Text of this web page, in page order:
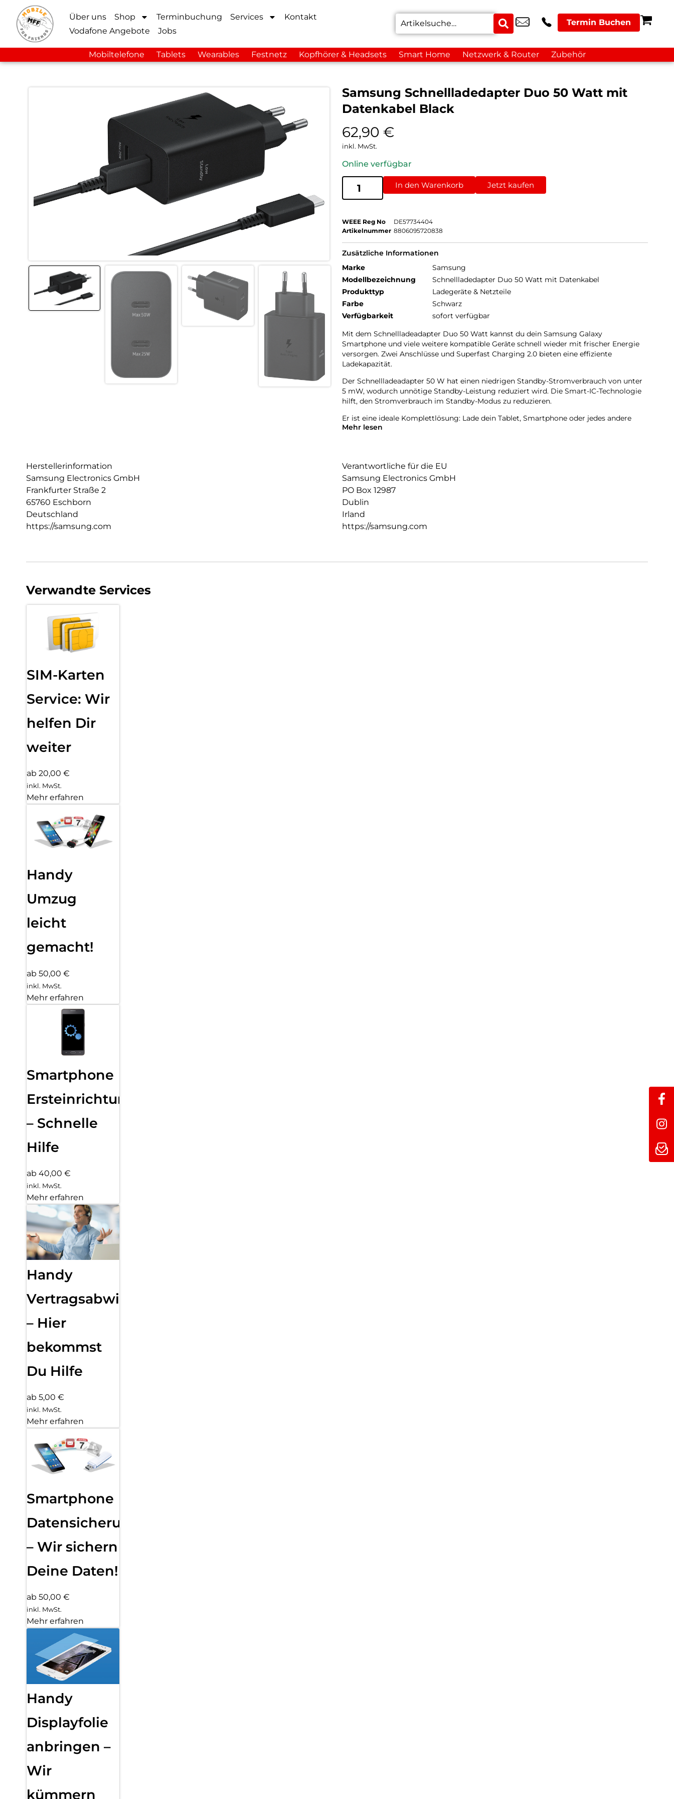
Über uns Shop Terminbuchung Services
Kontakt
Vodafone Angebote
Jobs
Termin Buchen
Mobiltelefone Tablets Wearables Festnetz Kopfhörer & Headsets Smart Home Netzwerk & Router Zubehör
Samsung Schnellladedapter Duo 50 Watt mit
Datenkabel Black
62,90 €
inkl. MwSt.
Online verfügbar
In den Warenkorb Jetzt kaufen
WEEE Reg No
DE57734404
Artikelnummer 8806095720838
Zusätzliche Informationen
Marke
Samsung
Modellbezeichnung
Schnellladedapter Duo 50 Watt mit Datenkabel
Produkttyp
Ladegeräte & Netzteile
Farbe
Schwarz
Verfügbarkeit
sofort verfügbar
Mit dem Schnellladeadapter Duo 50 Watt kannst du dein Samsung Galaxy
Smartphone und viele weitere kompatible Geräte schnell wieder mit frischer Energie
versorgen. Zwei Anschlüsse und Superfast Charging 2.0 bieten eine effiziente
Ladekapazität.
Der Schnellladeadapter 50 W hat einen niedrigen Standby-Stromverbrauch von unter
5 mW, wodurch unnötige Standby-Leistung reduziert wird. Die Smart-IC-Technologie
hilft, den Stromverbrauch im Standby-Modus zu reduzieren.
Er ist eine ideale Komplettlösung: Lade dein Tablet, Smartphone oder jedes andere
USB-C-kompatible Gerät schnell auf.
Mehr lesen
Herstellerinformation
Samsung Electronics GmbH
Frankfurter Straße 2
65760 Eschborn
Deutschland
https://samsung.com
Verantwortliche für die EU
Samsung Electronics GmbH
PO Box 12987
Dublin
Irland
https://samsung.com
Verwandte Services
SIM-Karten
Service: Wir
helfen Dir
weiter
ab 20,00 €
inkl. MwSt.
Mehr erfahren
Handy
Umzug
leicht
gemacht!
ab 50,00 €
inkl. MwSt.
Mehr erfahren
Smartphone
Ersteinrichtung
– Schnelle
Hilfe
ab 40,00 €
inkl. MwSt.
Mehr erfahren
Handy
Vertragsabwicklung
– Hier
bekommst
Du Hilfe
ab 5,00 €
inkl. MwSt.
Mehr erfahren
Smartphone
Datensicherung
– Wir sichern
Deine Daten!
ab 50,00 €
inkl. MwSt.
Mehr erfahren
Handy
Displayfolie
anbringen –
Wir
kümmern